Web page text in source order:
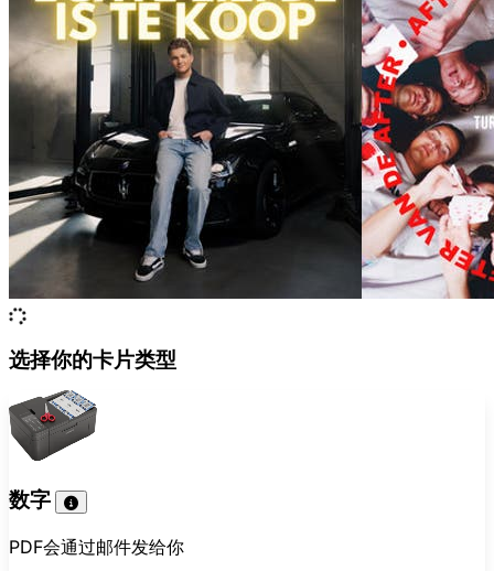
选择你的卡片类型
数字
PDF会通过邮件发给你